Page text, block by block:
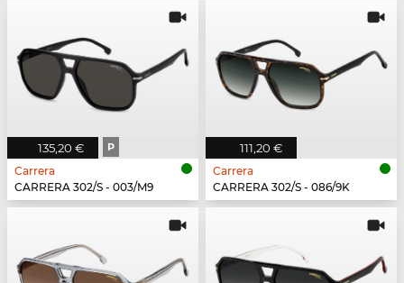
135,20 € P
Carrera
CARRERA 302/S - 003/M9
111,20 €
Carrera
CARRERA 302/S - 086/9K